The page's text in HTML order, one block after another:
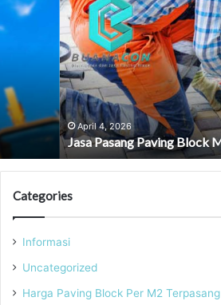
Pasang
Paving
April 4, 2026
Jasa Pasang Paving Block Mesuji
Categories
Informasi
Uncategorized
Harga Paving Block Per M2 Terpasang